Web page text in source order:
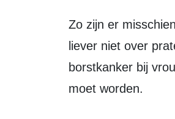
Zo zijn er misschien wel meer vragen te bedenken over een onderwerp waar wij
liever niet over
borstkanker bij
moet worden.